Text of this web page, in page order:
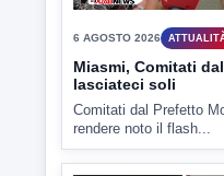
Miasmi, Comitati
lasciateci soli